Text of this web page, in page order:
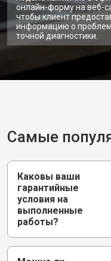
онлайн-форму на веб-
чтобы клиент
информацию о
точной диагностики.
Самые
Каковы ваши
гарантийные
условия на
выполненные
работы?